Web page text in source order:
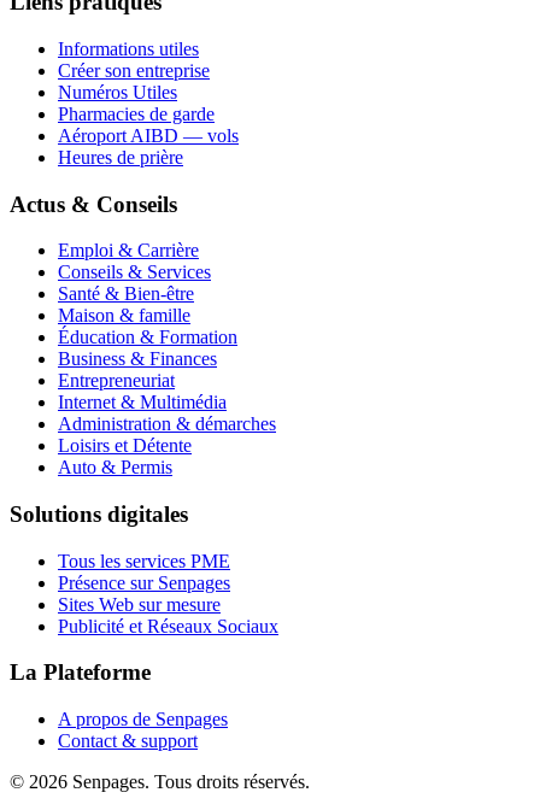
Informations utiles
Créer son entreprise
Numéros Utiles
Pharmacies de garde
Aéroport AIBD — vols
Heures de prière
Actus & Conseils
Emploi & Carrière
Conseils & Services
Santé & Bien-être
Maison & famille
Éducation & Formation
Business & Finances
Entrepreneuriat
Internet & Multimédia
Administration & démarches
Loisirs et Détente
Auto & Permis
Solutions digitales
Tous les services PME
Présence sur Senpages
Sites Web sur mesure
Publicité et Réseaux Sociaux
La Plateforme
A propos de Senpages
Contact & support
© 2026 Senpages. Tous droits réservés.